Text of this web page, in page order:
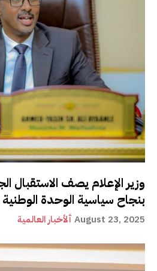
وزير الإعلام يصف الاستقبال
بنجاح سياسية الوحدة
ألأخبار العالمية August 23, 2025